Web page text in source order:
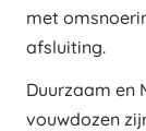
met
afsluiting.
Duurzaam en
vouwdozen